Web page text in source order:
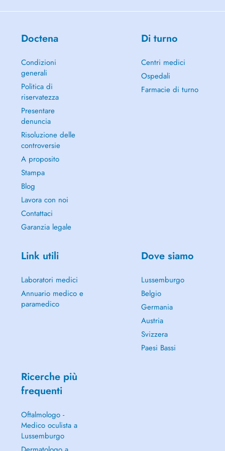
Doctena
Condizioni
generali
Politica di
riservatezza
Presentare
denuncia
Risoluzione delle
controversie
A proposito
Stampa
Blog
Lavora con noi
Contattaci
Garanzia legale
Di turno
Centri medici
Ospedali
Farmacie di turno
Link utili
Laboratori medici
Annuario medico e
paramedico
Dove siamo
Lussemburgo
Belgio
Germania
Austria
Svizzera
Paesi Bassi
Ricerche più
frequenti
Oftalmologo -
Medico oculista a
Lussemburgo